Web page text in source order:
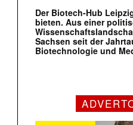
Der Biotech-Hub
bieten. Aus einer
Sachsen seit der
Biotechnologie und